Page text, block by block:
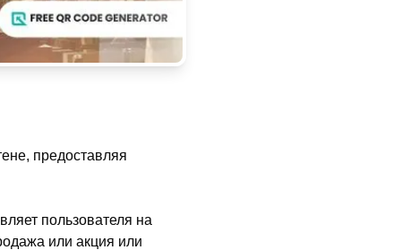
предоставляя
пользователя на
или акция или